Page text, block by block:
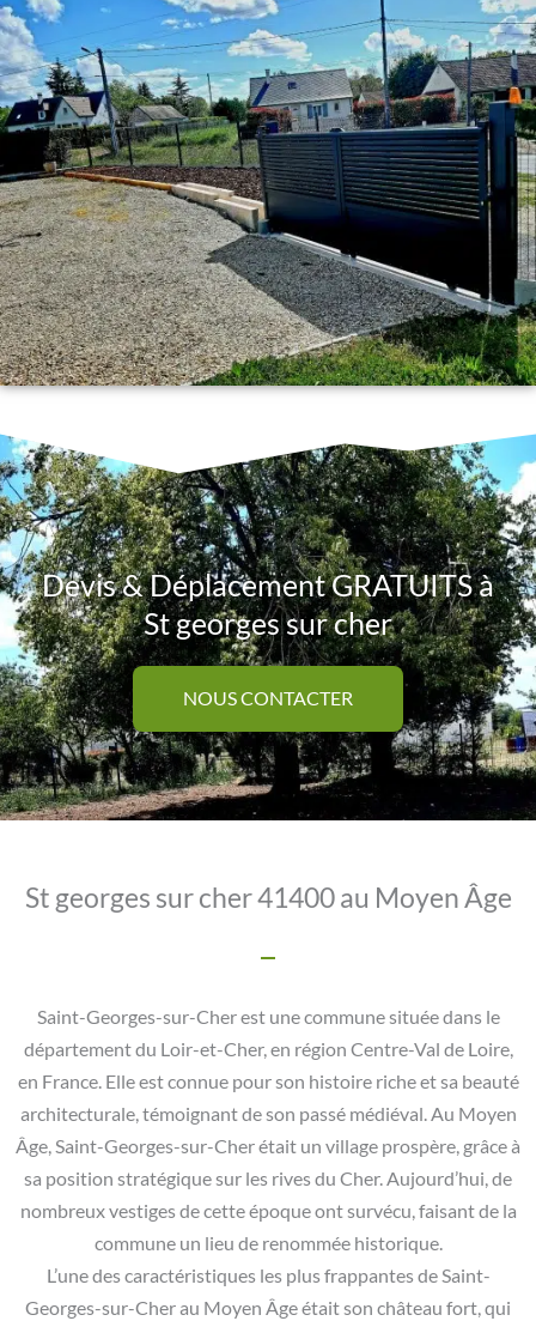
Devis & Déplacement GRATUITS à
St georges sur cher
NOUS CONTACTER
St georges sur cher 41400 au Moyen Âge
Saint-Georges-sur-Cher est une commune située dans le
département du Loir-et-Cher, en région Centre-Val de Loire,
en France. Elle est connue pour son histoire riche et sa beauté
architecturale, témoignant de son passé médiéval. Au Moyen
Âge, Saint-Georges-sur-Cher était un village prospère, grâce à
sa position stratégique sur les rives du Cher. Aujourd’hui, de
nombreux vestiges de cette époque ont survécu, faisant de la
commune un lieu de renommée historique.
L’une des caractéristiques les plus frappantes de Saint-
Georges-sur-Cher au Moyen Âge était son château fort, qui